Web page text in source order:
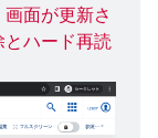
面が更新さ
ハード再読